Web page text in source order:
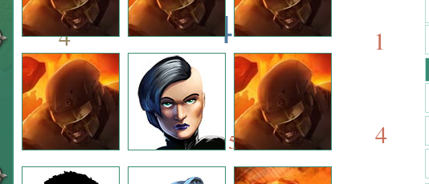
5
4
8 5
4
8
4
4 1
4